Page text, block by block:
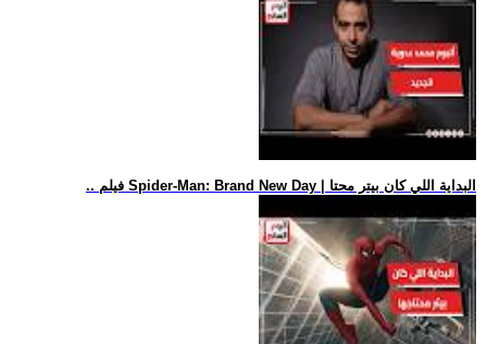
.. فيلم Spider-Man: Brand New Day | البداية اللي كان بيتر محتا